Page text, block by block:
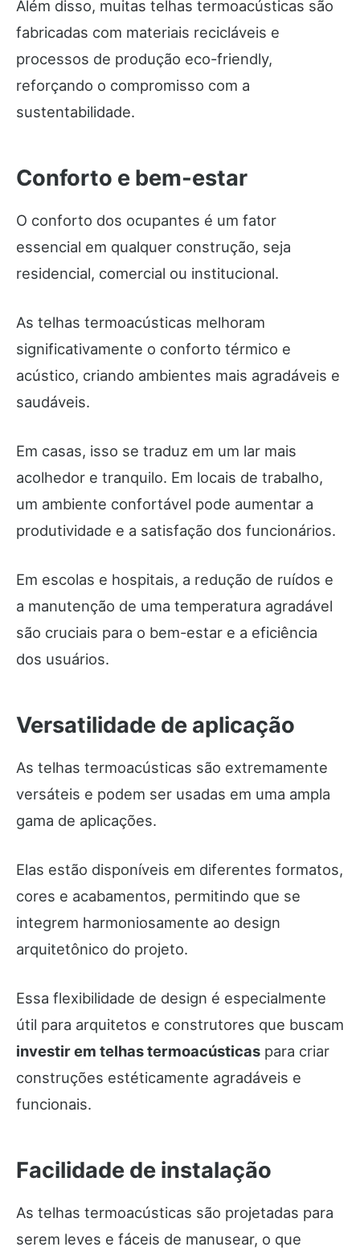
Além disso, muitas telhas termoacústicas são
fabricadas com materiais recicláveis e
processos de produção eco-friendly,
reforçando o compromisso com a
sustentabilidade.
Conforto e bem-estar
O conforto dos ocupantes é um fator
essencial em qualquer construção, seja
residencial, comercial ou institucional.
As telhas termoacústicas melhoram
significativamente o conforto térmico e
acústico, criando ambientes mais agradáveis e
saudáveis.
Em casas, isso se traduz em um lar mais
acolhedor e tranquilo. Em locais de trabalho,
um ambiente confortável pode aumentar a
produtividade e a satisfação dos funcionários.
Em escolas e hospitais, a redução de ruídos e
a manutenção de uma temperatura agradável
são cruciais para o bem-estar e a eficiência
dos usuários.
Versatilidade de aplicação
As telhas termoacústicas são extremamente
versáteis e podem ser usadas em uma ampla
gama de aplicações.
Elas estão disponíveis em diferentes formatos,
cores e acabamentos, permitindo que se
integrem harmoniosamente ao design
arquitetônico do projeto.
Essa flexibilidade de design é especialmente
útil para arquitetos e construtores que buscam
investir em telhas termoacústicas para criar
construções estéticamente agradáveis e
funcionais.
Facilidade de instalação
As telhas termoacústicas são projetadas para
serem leves e fáceis de manusear, o que